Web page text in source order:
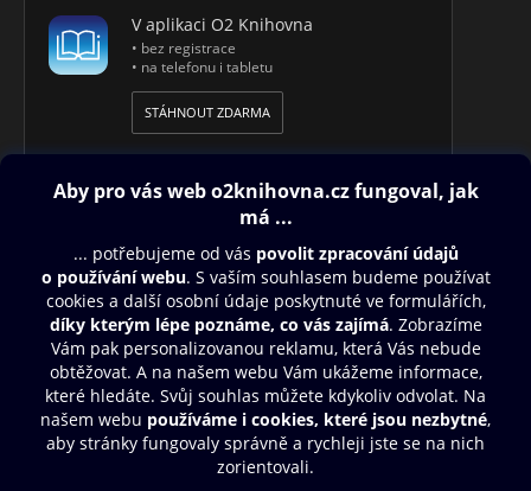
V aplikaci O2 Knihovna
• bez registrace
• na telefonu i tabletu
STÁHNOUT ZDARMA
Obsah ke stažení
Moje O2 Knihovna
Další zábava
© O2 Czech Republic a.s.